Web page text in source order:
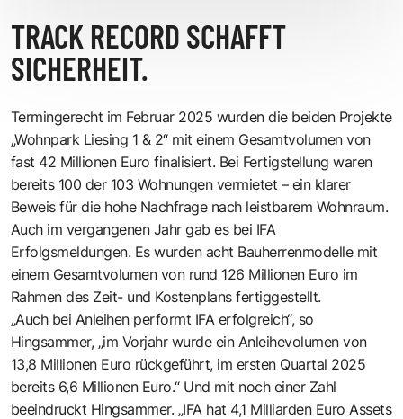
TRACK RECORD SCHAFFT
SICHERHEIT.
Termingerecht im Februar 2025 wurden die beiden Projekte
„Wohnpark Liesing 1 & 2“ mit einem Gesamtvolumen von
fast 42 Millionen Euro finalisiert. Bei Fertigstellung waren
bereits 100 der 103 Wohnungen vermietet – ein klarer
Beweis für die hohe Nachfrage nach leistbarem Wohnraum.
Auch im vergangenen Jahr gab es bei IFA
Erfolgsmeldungen. Es wurden acht Bauherrenmodelle mit
einem Gesamtvolumen von rund 126 Millionen Euro im
Rahmen des Zeit- und Kostenplans fertiggestellt.
„Auch bei Anleihen performt IFA erfolgreich“, so
Hingsammer, „im Vorjahr wurde ein Anleihevolumen von
13,8 Millionen Euro rückgeführt, im ersten Quartal 2025
bereits 6,6 Millionen Euro.“ Und mit noch einer Zahl
beeindruckt Hingsammer. „IFA hat 4,1 Milliarden Euro Assets